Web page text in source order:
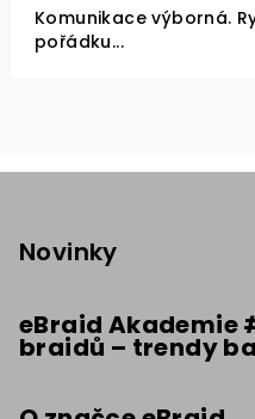
Komunikace výborná.
pořádku...
Novinky
eBraid Akademie
braidů – trendy